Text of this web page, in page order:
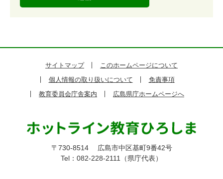
サイトマップ
このホームページについて
個人情報の取り扱いについて
免責事項
教育委員会庁舎案内
広島県庁ホームページへ
〒730-8514
広島市中区基町9番42号
Tel：082-228-2111（県庁代表）